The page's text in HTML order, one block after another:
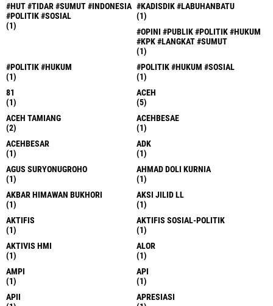
#HUT #TIDAR #SUMUT #INDONESIA
#POLITIK #SOSIAL
(1)
#KADISDIK #LABUHANBATU
(1)
#OPINI #PUBLIK #POLITIK #HUKUM
#KPK #LANGKAT #SUMUT
(1)
#POLITIK #HUKUM
(1)
#POLITIK #HUKUM #SOSIAL
(1)
81
(1)
ACEH
(5)
ACEH TAMIANG
(2)
ACEHBESAE
(1)
ACEHBESAR
(1)
ADK
(1)
AGUS SURYONUGROHO
(1)
AHMAD DOLI KURNIA
(1)
AKBAR HIMAWAN BUKHORI
(1)
AKSI JILID LL
(1)
AKTIFIS
(1)
AKTIFIS SOSIAL-POLITIK
(1)
AKTIVIS HMI
(1)
ALOR
(1)
AMPI
(1)
API
(1)
APII
APRESIASI